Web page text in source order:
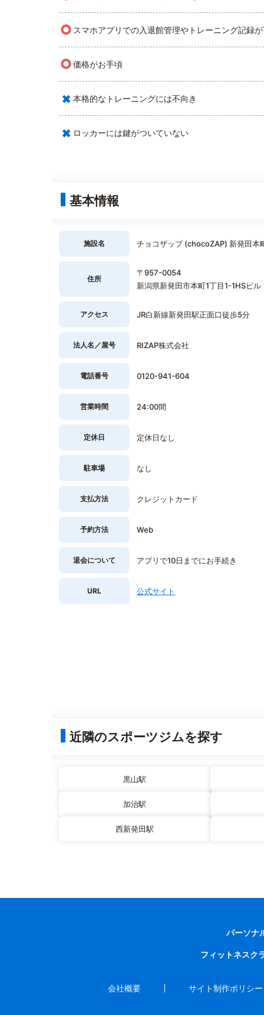
○ スマホアプリでの入退館管理やトレーニング記録
○価格がお手頃
× 本格的なトレーニングには不向き
× ロッカーには鍵がついていない
基本情報
施設名 チョコザップ (chocoZAP) 新発田本
住所
〒957-0054
新潟県新発田市本町1丁目1-1HSビル
アクセス JR白新線新発田駅正面口徒歩5分
法人名／屋号 RIZAP株式会社
電話番号 0120-941-604
営業時間 24:00間
定休日 定休日なし
駐車場 なし
支払方法 クレジットカード
予約方法 Web
退会について アプリで10日までにお手続き
URL 公式サイト
近隣のスポーツジムを探す
黒山駅
加治駅
西新発田駅
パーソナ
フィットネスク
会社概要 サイト制作ポリシー